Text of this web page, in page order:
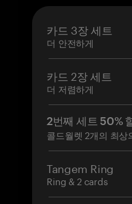
카드 3장 세트
더 안전하게
카드 2장 세트
더 저렴하게
2번째 세트 50%
콜드월렛 2개의 최상
Tangem Ring
Ring & 2 cards